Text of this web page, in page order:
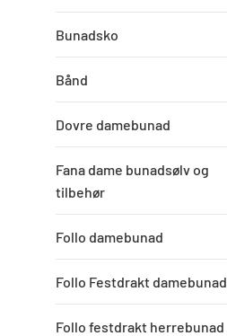
Bunadsko
Bånd
Dovre damebunad
Fana dame bunadsølv og
tilbehør
Follo damebunad
Follo Festdrakt damebunad
Follo festdrakt herrebunad